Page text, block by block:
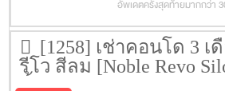
อัพเดตครั้งสุดท้ายมากกว่า
[1258] เช่าคอนโด 3 เ
รีโว สีลม [Noble Revo
ชั้น 20